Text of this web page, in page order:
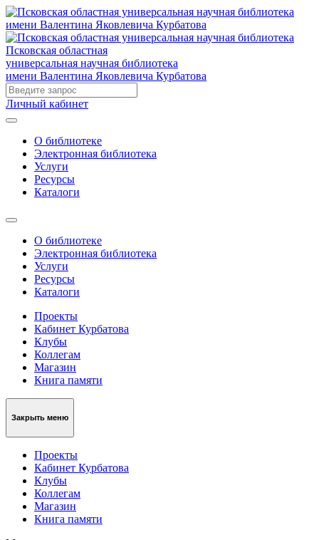
Псковская областная
универсальная научная библиотека
имени Валентина Яковлевича Курбатова
Личный кабинет
О библиотеке
Электронная библиотека
Услуги
Ресурсы
Каталоги
О библиотеке
Электронная библиотека
Услуги
Ресурсы
Каталоги
Проекты
Кабинет Курбатова
Клубы
Коллегам
Магазин
Книга памяти
Закрыть меню
Проекты
Кабинет Курбатова
Клубы
Коллегам
Магазин
Книга памяти